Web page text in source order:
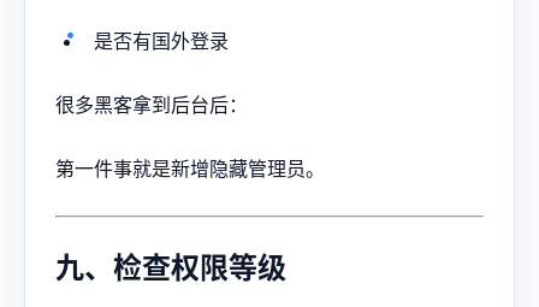
是否有国外登录
很多黑客拿到后台后：
第一件事就是新增隐藏管理员。
九、检查权限等级